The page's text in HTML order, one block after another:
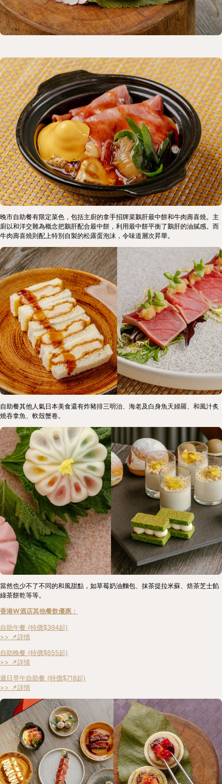
晚市自助餐有限定菜色，包括主廚的拿手招牌菜鵝肝最中餅和牛肉壽喜燒。主
廚以和洋交雜為概念把鵝肝配合最中餅，利用最中餅平衡了鵝肝的油膩感。而
牛肉壽喜燒則配上特別自製的松露蛋泡沫，令味道層次昇華。
自助餐其他人氣日本美食還有炸豬排三明治、海老及白身魚天婦羅、和風汁炙
燒吞拿魚、軟殼蟹卷。
當然也少不了不同的和風甜點，如草莓奶油麵包、抹茶提拉米蘇、焙茶芝士餡
綠茶餅乾等等。
香港W酒店其他餐飲優惠﹕
自助午餐 (特價$394起)
>> 📌詳情
自助晚餐 (特價$655起)
>> 📌詳情
週日早午自助餐 (特價$718起)
>> 📌詳情